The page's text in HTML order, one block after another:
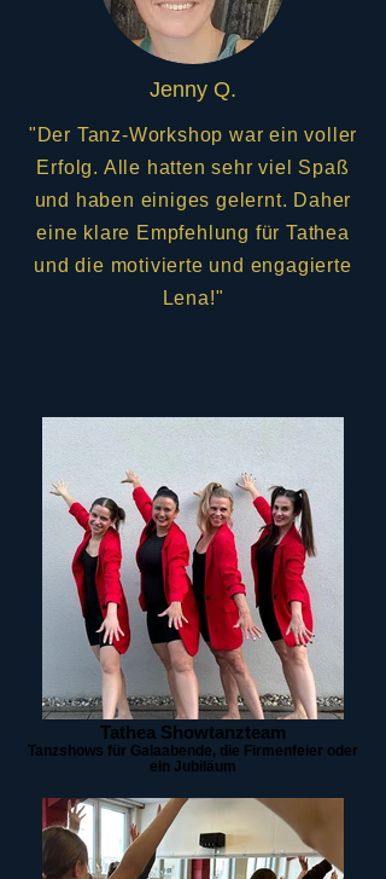
Jenny Q.
"Der Tanz-Workshop war ein voller
Erfolg. Alle hatten sehr viel Spaß
und haben einiges gelernt. Daher
eine klare Empfehlung für Tathea
und die motivierte und engagierte
Lena!"
Tathea Showtanzteam
Tanzshows für Galaabende, die Firmenfeier oder
ein Jubiläum